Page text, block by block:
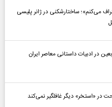
می‌کنم»؛ ساختارشکنی در ژانر پلیسی
در ادبیات داستانی معاصر ایران
«استخر» دیگر غافلگیر نمی‌کند